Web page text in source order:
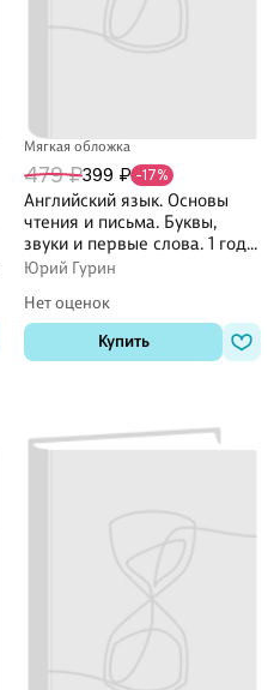
Мягкая обложка
479 ₽399 ₽ -17%
Английский язык. Основы
чтения и письма. Буквы,
звуки и первые слова. 1 год
обучения
Юрий Гурин
Нет оценок
Купить